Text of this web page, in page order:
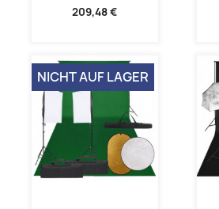
209,48 €
NICHT AUF LAGER